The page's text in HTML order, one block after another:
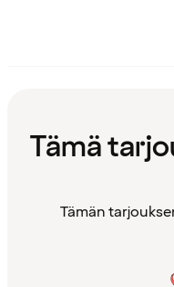
Tämä
Tämän